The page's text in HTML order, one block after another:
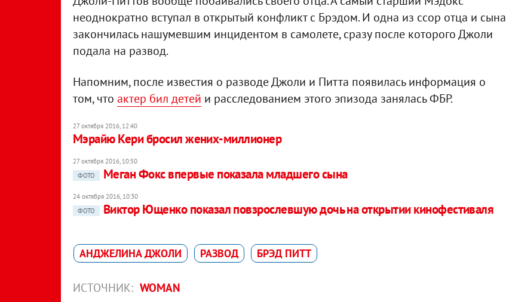
неоднократно вступал в открытый конфликт с Брэдом. И одна из ссор отца и сына
закончилась нашумевшим инцидентом в самолете, сразу после которого Джоли
подала на развод.
Напомним, после известия о разводе Джоли и Питта появилась информация о
том, что актер бил детей и расследованием этого эпизода занялась ФБР.
27 октября 2016, 12:40
Мэрайю Кери бросил жених-миллионер
27 октября 2016, 10:50
ФОТО
Меган Фокс впервые показала младшего сына
24 октября 2016, 10:30
ФОТО
Виктор Ющенко показал повзрослевшую дочь на открытии кинофестиваля
АНДЖЕЛИНА ДЖОЛИ РАЗВОД БРЭД ПИТТ
ИСТОЧНИК: WOMAN